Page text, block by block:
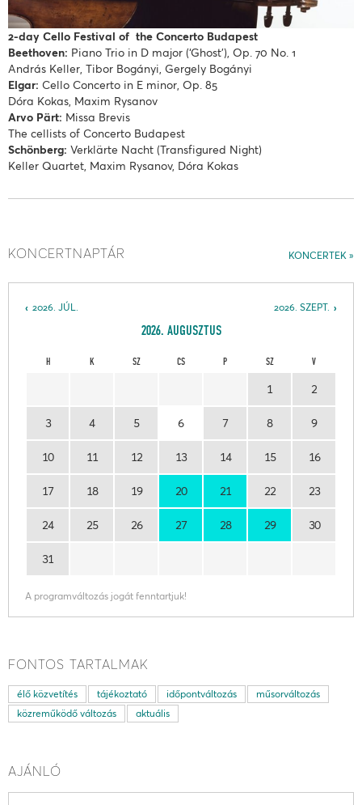
2-day Cello Festival of the Concerto Budapest
Beethoven: Piano Trio in D major (‘Ghost’), Op. 70 No. 1
András Keller, Tibor Bogányi, Gergely Bogányi
Elgar: Cello Concerto in E minor, Op. 85
Dóra Kokas, Maxim Rysanov
Arvo Pärt: Missa Brevis
The cellists of Concerto Budapest
Schönberg: Verklärte Nacht (Transfigured Night)
Keller Quartet, Maxim Rysanov, Dóra Kokas
KONCERTEK
KONCERTNAPTÁR
2026. SZEPT.
2026. JÚL.
2026. AUGUSZTUS
H K SZ CS P SZ V
1 2
3 4 5 6 7 8 9
10 11 12 13 14 15 16
17 18 19 20 21 22 23
24 25 26 27 28 29 30
31
A programváltozás jogát fenntartjuk!
FONTOS TARTALMAK
élő közvetítés tájékoztató időpontváltozás
műsorváltozás
közreműködő változás
aktuális
AJÁNLÓ